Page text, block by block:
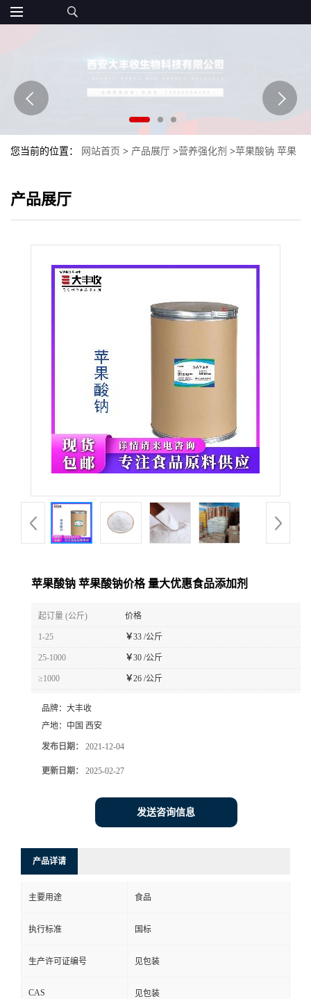
您当前的位置： 网站首页 > 产品展厅 >营养强化剂 >苹果酸钠 苹果
产品展厅
苹果酸钠 苹果酸钠价格 量大优惠食品添加剂
起订量 (公斤) 价格
1-25 ￥33 /公斤
25-1000 ￥30 /公斤
≥1000 ￥26 /公斤
品牌： 大丰收
产地： 中国 西安
发布日期： 2021-12-04
更新日期： 2025-02-27
发送咨询信息
产品详请
主要用途 食品
执行标准 国标
生产许可证编号 见包装
CAS 见包装